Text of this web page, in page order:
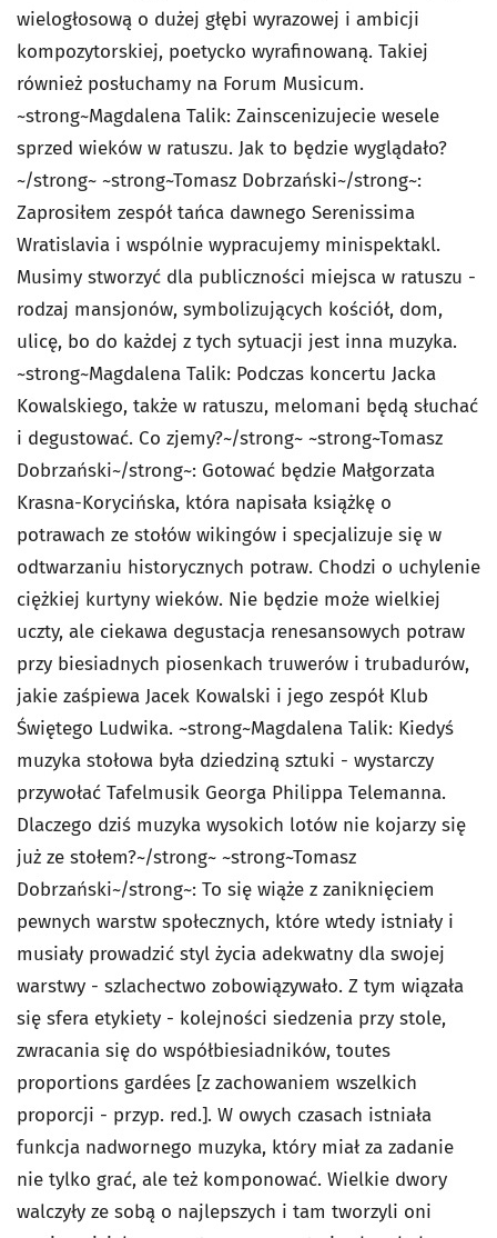
wielogłosową o dużej głębi wyrazowej i ambicji
kompozytorskiej, poetycko wyrafinowaną. Takiej
również posłuchamy na Forum Musicum.
~strong~Magdalena Talik: Zainscenizujecie wesele
sprzed wieków w ratuszu. Jak to będzie wyglądało?
~/strong~ ~strong~Tomasz Dobrzański~/strong~:
Zaprosiłem zespół tańca dawnego Serenissima
Wratislavia i wspólnie wypracujemy minispektakl.
Musimy stworzyć dla publiczności miejsca w ratuszu -
rodzaj mansjonów, symbolizujących kościół, dom,
ulicę, bo do każdej z tych sytuacji jest inna muzyka.
~strong~Magdalena Talik: Podczas koncertu Jacka
Kowalskiego, także w ratuszu, melomani będą słuchać
i degustować. Co zjemy?~/strong~ ~strong~Tomasz
Dobrzański~/strong~: Gotować będzie Małgorzata
Krasna-Korycińska, która napisała książkę o
potrawach ze stołów wikingów i specjalizuje się w
odtwarzaniu historycznych potraw. Chodzi o uchylenie
ciężkiej kurtyny wieków. Nie będzie może wielkiej
uczty, ale ciekawa degustacja renesansowych potraw
przy biesiadnych piosenkach truwerów i trubadurów,
jakie zaśpiewa Jacek Kowalski i jego zespół Klub
Świętego Ludwika. ~strong~Magdalena Talik: Kiedyś
muzyka stołowa była dziedziną sztuki - wystarczy
przywołać Tafelmusik Georga Philippa Telemanna.
Dlaczego dziś muzyka wysokich lotów nie kojarzy się
już ze stołem?~/strong~ ~strong~Tomasz
Dobrzański~/strong~: To się wiąże z zaniknięciem
pewnych warstw społecznych, które wtedy istniały i
musiały prowadzić styl życia adekwatny dla swojej
warstwy - szlachectwo zobowiązywało. Z tym wiązała
się sfera etykiety - kolejności siedzenia przy stole,
zwracania się do współbiesiadników, toutes
proportions gardées [z zachowaniem wszelkich
proporcji - przyp. red.]. W owych czasach istniała
funkcja nadwornego muzyka, który miał za zadanie
nie tylko grać, ale też komponować. Wielkie dwory
walczyły ze sobą o najlepszych i tam tworzyli oni